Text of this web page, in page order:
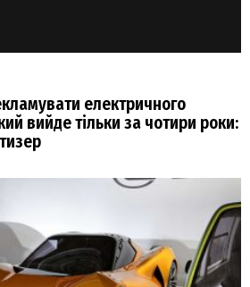
електричного
вийде тільки за чотири роки: